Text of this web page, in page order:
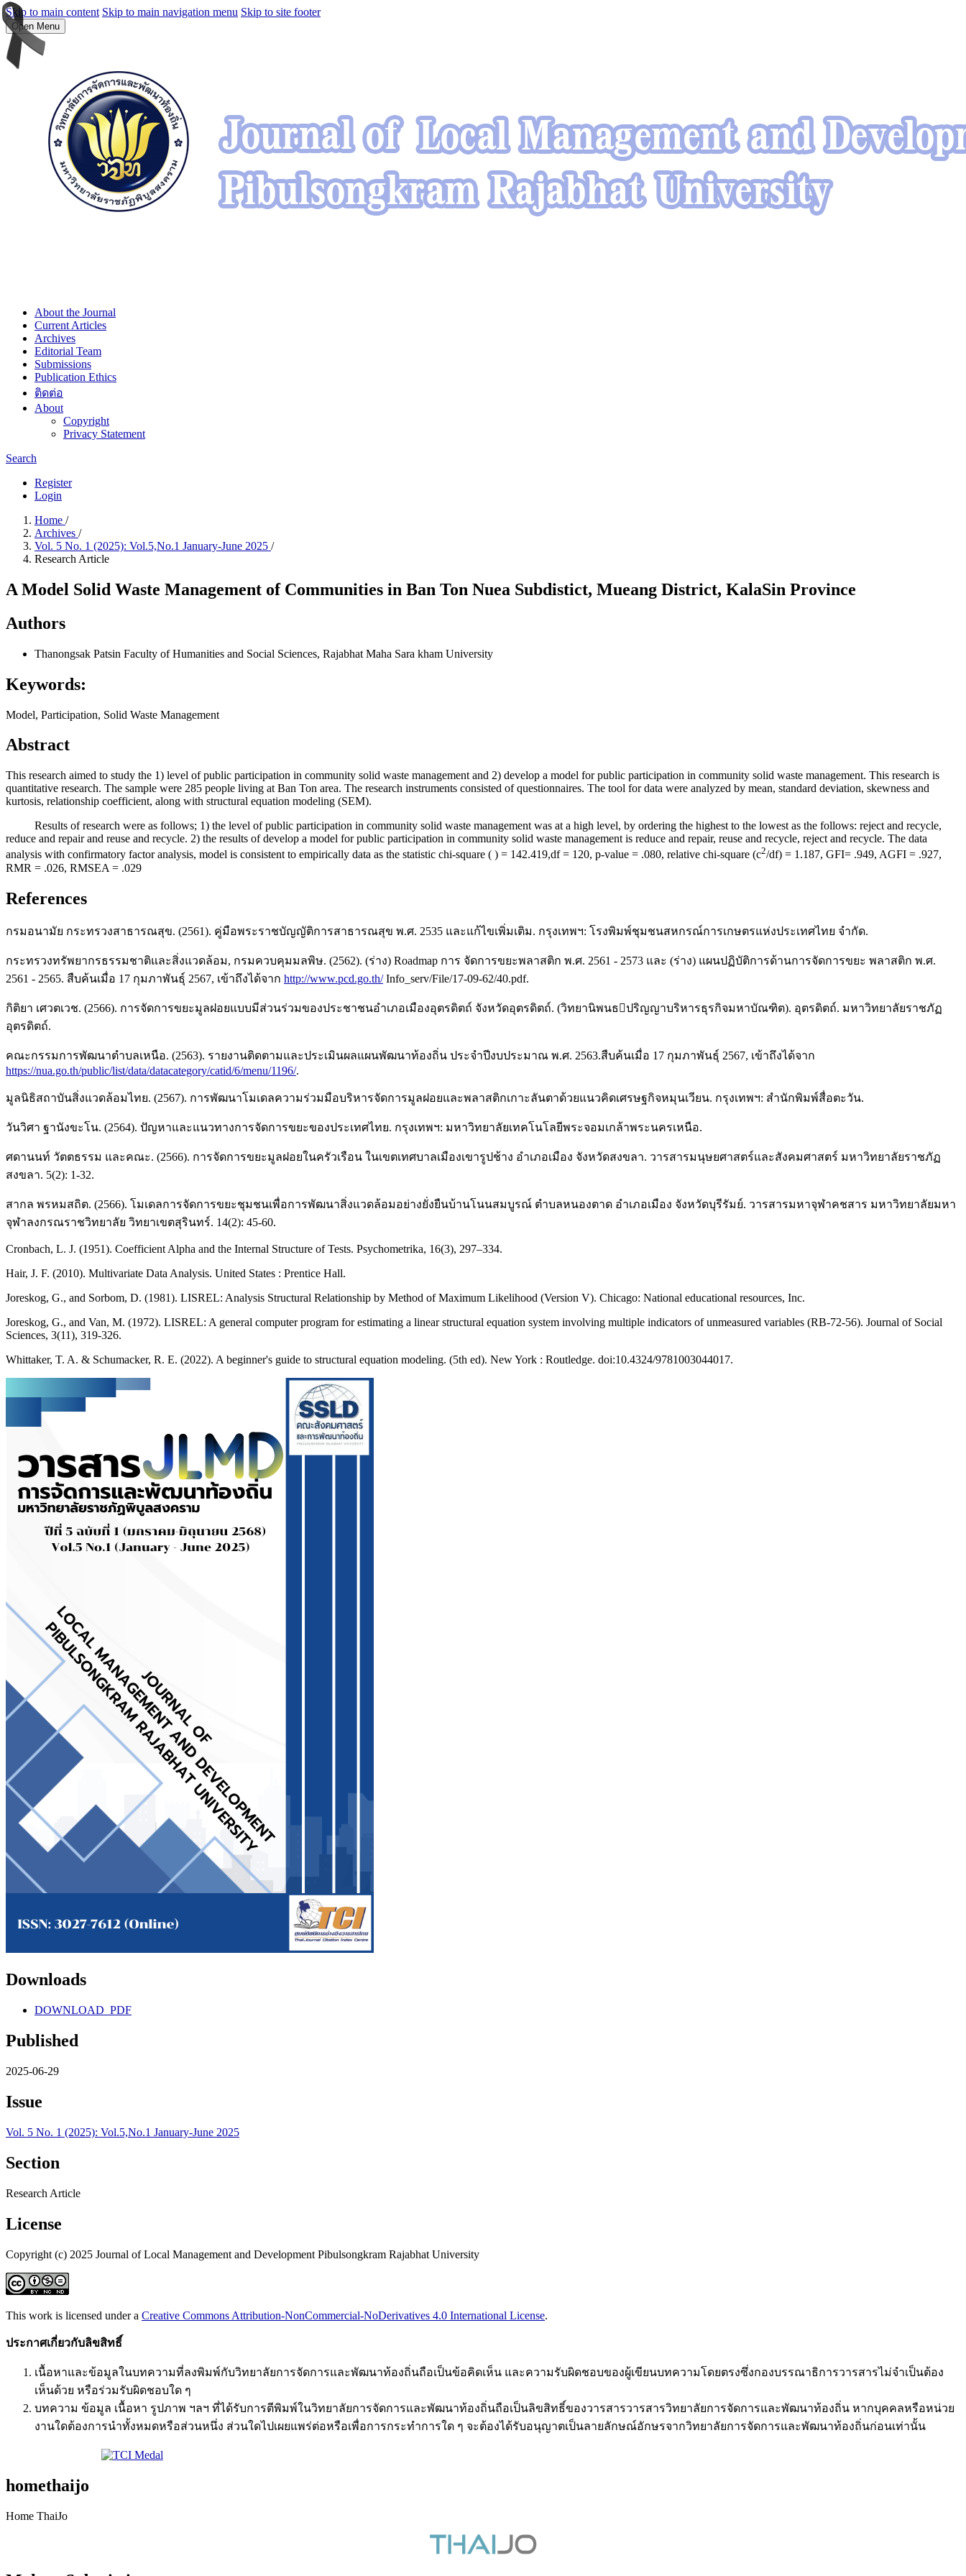
Skip to main content Skip to main navigation menu Skip to site footer
Open Menu
About the Journal
Current Articles
Archives
Editorial Team
Submissions
Publication Ethics
ติดต่อ
About
Copyright
Privacy Statement
Search
Register
Login
Home /
Archives /
Vol. 5 No. 1 (2025): Vol.5,No.1 January-June 2025 /
Research Article
A Model Solid Waste Management of Communities in Ban Ton Nuea Subdistict, Mueang District, KalaSin Province
Authors
Thanongsak Patsin Faculty of Humanities and Social Sciences, Rajabhat Maha Sara kham University
Keywords:
Model, Participation, Solid Waste Management
Abstract
This research aimed to study the 1) level of public participation in community solid waste management and 2) develop a model for public participation in community solid waste management. This research is
quantitative research. The sample were 285 people living at Ban Ton area. The research instruments consisted of questionnaires. The tool for data were analyzed by mean, standard deviation, skewness and
kurtosis, relationship coefficient, along with structural equation modeling (SEM).
Results of research were as follows; 1) the level of public participation in community solid waste management was at a high level, by ordering the highest to the lowest as the follows: reject and recycle,
reduce and repair and reuse and recycle. 2) the results of develop a model for public participation in community solid waste management is reduce and repair, reuse and recycle, reject and recycle. The data
analysis with confirmatory factor analysis, model is consistent to empirically data as the statistic chi-square ( ) = 142.419,df = 120, p-value = .080, relative chi-square (c2/df) = 1.187, GFI= .949, AGFI = .927,
RMR = .026, RMSEA = .029
References
กรมอนามัย กระทรวงสาธารณสุข. (2561). คู่มือพระราชบัญญัติการสาธารณสุข พ.ศ. 2535 และแก้ไขเพิ่มเติม. กรุงเทพฯ: โรงพิมพ์ชุมชนสหกรณ์การเกษตรแห่งประเทศไทย จำกัด.
กระทรวงทรัพยากรธรรมชาติและสิ่งแวดล้อม, กรมควบคุมมลพิษ. (2562). (ร่าง) Roadmap การ จัดการขยะพลาสติก พ.ศ. 2561 - 2573 และ (ร่าง) แผนปฏิบัติการด้านการจัดการขยะ พลาสติก พ.ศ.
2561 - 2565. สืบค้นเมื่อ 17 กุมภาพันธุ์ 2567, เข้าถึงได้จาก http://www.pcd.go.th/Info_serv/File/17-09-62/40.pdf.
กิติยา เศวตเวช. (2566). การจัดการขยะมูลฝอยแบบมีส่วนร่วมของประชาชนอำเภอเมืองอุตรดิตถ์ จังหวัดอุตรดิตถ์. (วิทยานิพนธปริญญาบริหารธุรกิจมหาบัณฑิต). อุตรดิตถ์. มหาวิทยาลัยราชภัฏ
อุตรดิตถ์.
คณะกรรมการพัฒนาตำบลเหนือ. (2563). รายงานติดตามและประเมินผลแผนพัฒนาท้องถิ่น ประจำปีงบประมาณ พ.ศ. 2563.สืบค้นเมื่อ 17 กุมภาพันธุ์ 2567, เข้าถึงได้จาก
https://nua.go.th/public/list/data/datacategory/catid/6/menu/1196/.
มูลนิธิสถาบันสิ่งแวดล้อมไทย. (2567). การพัฒนาโมเดลความร่วมมือบริหารจัดการมูลฝอยและพลาสติกเกาะลันตาด้วยแนวคิดเศรษฐกิจหมุนเวียน. กรุงเทพฯ: สำนักพิมพ์สื่อตะวัน.
วันวิศา ฐานังขะโน. (2564). ปัญหาและแนวทางการจัดการขยะของประเทศไทย. กรุงเทพฯ: มหาวิทยาลัยเทคโนโลยีพระจอมเกล้าพระนครเหนือ.
ศดานนท์ วัตตธรรม และคณะ. (2566). การจัดการขยะมูลฝอยในครัวเรือน ในเขตเทศบาลเมืองเขารูปช้าง อำเภอเมือง จังหวัดสงขลา. วารสารมนุษยศาสตร์และสังคมศาสตร์ มหาวิทยาลัยราชภัฏ
สงขลา. 5(2): 1-32.
สากล พรหมสถิต. (2566). โมเดลการจัดการขยะชุมชนเพื่อการพัฒนาสิ่งแวดล้อมอย่างยั่งยืนบ้านโนนสมบูรณ์ ตำบลหนองตาด อำเภอเมือง จังหวัดบุรีรัมย์. วารสารมหาจุฬาคชสาร มหาวิทยาลัยมหา
จุฬาลงกรณราชวิทยาลัย วิทยาเขตสุรินทร์. 14(2): 45-60.
Cronbach, L. J. (1951). Coefficient Alpha and the Internal Structure of Tests. Psychometrika, 16(3), 297–334.
Hair, J. F. (2010). Multivariate Data Analysis. United States : Prentice Hall.
Joreskog, G., and Sorbom, D. (1981). LISREL: Analysis Structural Relationship by Method of Maximum Likelihood (Version V). Chicago: National educational resources, Inc.
Joreskog, G., and Van, M. (1972). LISREL: A general computer program for estimating a linear structural equation system involving multiple indicators of unmeasured variables (RB-72-56). Journal of Social
Sciences, 3(11), 319-326.
Whittaker, T. A. & Schumacker, R. E. (2022). A beginner's guide to structural equation modeling. (5th ed). New York : Routledge. doi:10.4324/9781003044017.
Downloads
DOWNLOAD_PDF
Published
2025-06-29
Issue
Vol. 5 No. 1 (2025): Vol.5,No.1 January-June 2025
Section
Research Article
License
Copyright (c) 2025 Journal of Local Management and Development Pibulsongkram Rajabhat University
This work is licensed under a Creative Commons Attribution-NonCommercial-NoDerivatives 4.0 International License.
ประกาศเกี่ยวกับลิขสิทธิ์
เนื้อหาและข้อมูลในบทความที่ลงพิมพ์กับวิทยาลัยการจัดการและพัฒนาท้องถิ่นถือเป็นข้อคิดเห็น และความรับผิดชอบของผู้เขียนบทความโดยตรงซึ่งกองบรรณาธิการวารสารไม่จำเป็นต้อง
เห็นด้วย หรือร่วมรับผิดชอบใด ๆ
บทความ ข้อมูล เนื้อหา รูปภาพ ฯลฯ ที่ได้รับการตีพิมพ์ในวิทยาลัยการจัดการและพัฒนาท้องถิ่นถือเป็นลิขสิทธิ์ของวารสารวารสารวิทยาลัยการจัดการและพัฒนาท้องถิ่น หากบุคคลหรือหน่วย
งานใดต้องการนำทั้งหมดหรือส่วนหนึ่ง ส่วนใดไปเผยแพร่ต่อหรือเพื่อการกระทำการใด ๆ จะต้องได้รับอนุญาตเป็นลายลักษณ์อักษรจากวิทยาลัยการจัดการและพัฒนาท้องถิ่นก่อนเท่านั้น
homethaijo
Home ThaiJo